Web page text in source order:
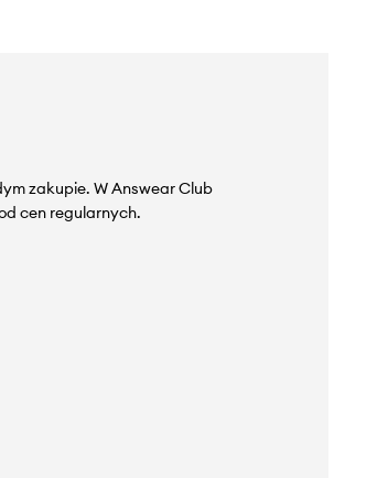
zakupie. W Answear Club
cen regularnych.